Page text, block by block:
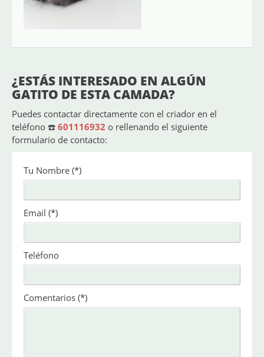
¿ESTÁS INTERESADO EN ALGÚN
GATITO DE ESTA CAMADA?
Puedes contactar directamente con el criador en el
teléfono ☎️ 601116932 o rellenando el siguiente
formulario de contacto:
Tu Nombre (*)
Email (*)
Teléfono
Comentarios (*)